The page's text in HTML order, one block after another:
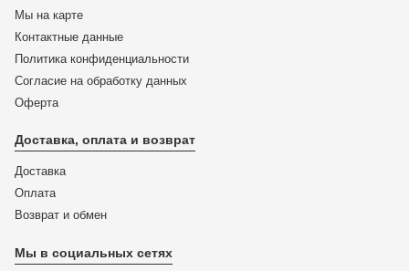
Мы на карте
Контактные данные
Политика конфиденциальности
Согласие на обработку данных
Оферта
Доставка, оплата и возврат
Доставка
Оплата
Возврат и обмен
Мы в социальных сетях